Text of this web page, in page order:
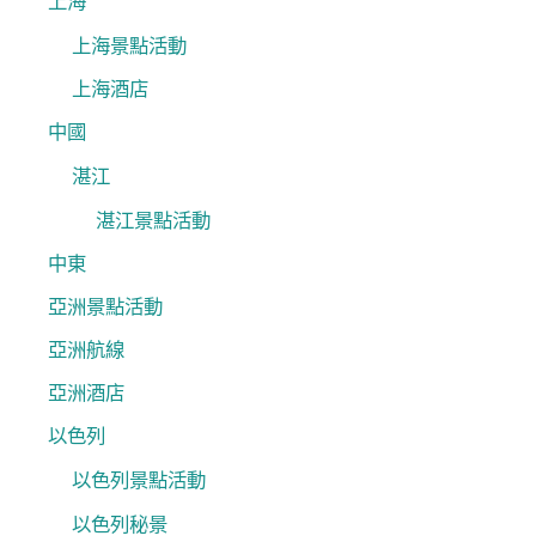
上海景點活動
上海酒店
中國
湛江
湛江景點活動
中東
亞洲景點活動
亞洲航線
亞洲酒店
以色列
以色列景點活動
以色列秘景